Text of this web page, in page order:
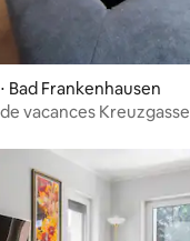
Bad Frankenhausen
vacances Kreuzgasse